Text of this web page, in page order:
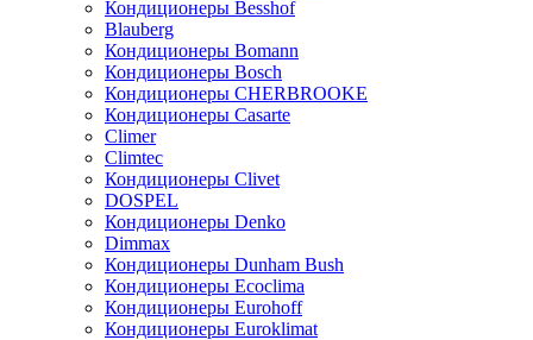
Кондиционеры Besshof
Blauberg
Кондиционеры Bomann
Кондиционеры Bosch
Кондиционеры CHERBROOKE
Кондиционеры Casarte
Climer
Climtec
Кондиционеры Clivet
DOSPEL
Кондиционеры Denko
Dimmax
Кондиционеры Dunham Bush
Кондиционеры Ecoclima
Кондиционеры Eurohoff
Кондиционеры Euroklimat